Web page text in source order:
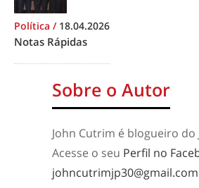
Política / 18.04.2026
Notas Rápidas
Sobre o Autor
John Cutrim é blogueiro do
Acesse o seu Perfil no
johncutrimjp30@gmail.com